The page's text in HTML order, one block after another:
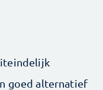
goed alternatief